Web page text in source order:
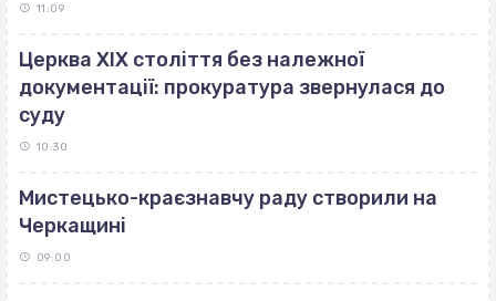
11:09
Церква ХІХ століття без належної
документації: прокуратура звернулася до
суду
10:30
Мистецько-краєзнавчу раду створили на
Черкащині
09:00